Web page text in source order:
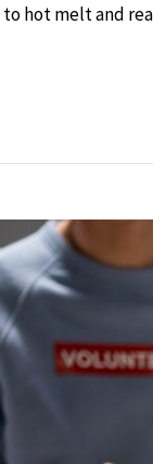
hot melt and